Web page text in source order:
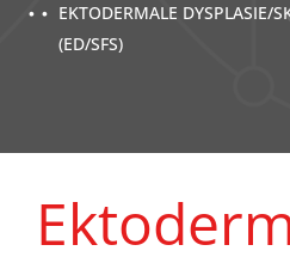
EKTODERMALE DYSPLASIE/
(ED/SFS)